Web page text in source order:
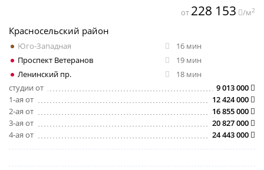
Красносельский район
Юго-Западная
16 мин
Проспект Ветеранов
19 мин
Ленинский пр.
18 мин
студии от
9 013 000
1-ая от
12 424 000
2-ая от
16 855 000
3-ая от
20 827 000
4-ая от
24 443 000
от 228 153 /м2